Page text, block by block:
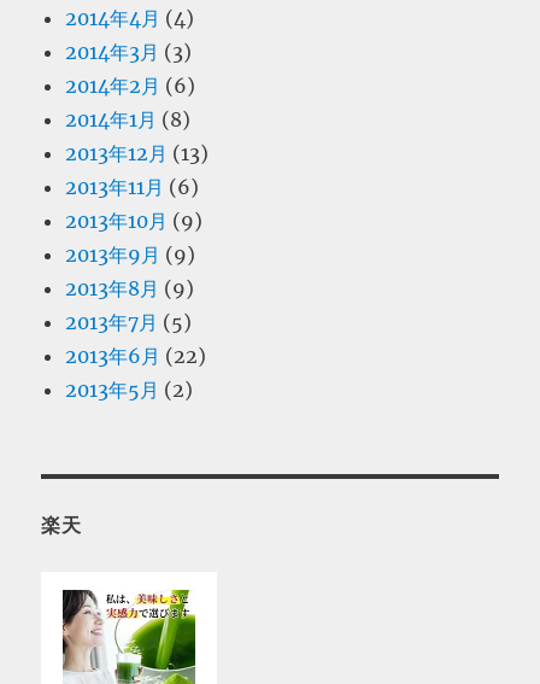
2014年4月 (4)
2014年3月 (3)
2014年2月 (6)
2014年1月 (8)
2013年12月 (13)
2013年11月 (6)
2013年10月 (9)
2013年9月 (9)
2013年8月 (9)
2013年7月 (5)
2013年6月 (22)
2013年5月 (2)
楽天